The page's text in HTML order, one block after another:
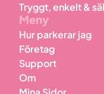
Tryggt, enkelt &
Meny
Hur parkerar jag
Företag
Support
Om